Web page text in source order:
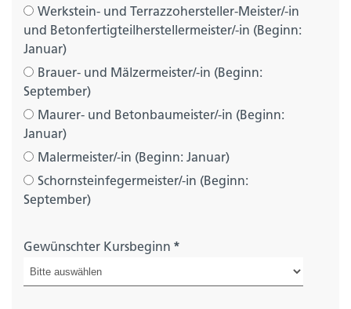
Werkstein- und Terrazzohersteller-Meister/-in
und Betonfertigteilherstellermeister/-in (Beginn:
Januar)
Brauer- und Mälzermeister/-in (Beginn:
September)
Maurer- und Betonbaumeister/-in (Beginn:
Januar)
Malermeister/-in (Beginn: Januar)
Schornsteinfegermeister/-in (Beginn:
September)
Gewünschter Kursbeginn *